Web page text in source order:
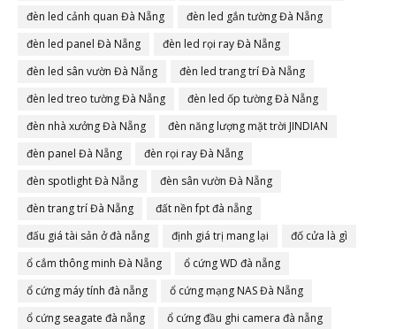
đèn led cảnh quan Đà Nẵng
đèn led gắn tường Đà Nẵng
đèn led panel Đà Nẵng
đèn led rọi ray Đà Nẵng
đèn led sân vườn Đà Nẵng
đèn led trang trí Đà Nẵng
đèn led treo tường Đà Nẵng
đèn led ốp tường Đà Nẵng
đèn nhà xưởng Đà Nẵng
đèn năng lượng mặt trời JINDIAN
đèn panel Đà Nẵng
đèn rọi ray Đà Nẵng
đèn spotlight Đà Nẵng
đèn sân vườn Đà Nẵng
đèn trang trí Đà Nẵng
đất nền fpt đà nẵng
đấu giá tài sản ở đà nẵng
định giá trị mang lại
đố cửa là gì
ổ cắm thông minh Đà Nẵng
ổ cứng WD đà nẵng
ổ cứng máy tính đà nẵng
ổ cứng mạng NAS Đà Nẵng
ổ cứng seagate đà nẵng
ổ cứng đầu ghi camera đà nẵng